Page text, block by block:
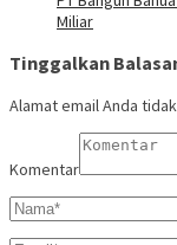
Miliar
Tinggalkan
Alamat email Anda
Komentar